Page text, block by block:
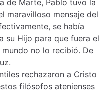
de Marte, Pablo tuvo la
maravilloso mensaje del
se había
su Hijo para que fuera el
no lo recibió. De
rechazaron a Cristo
filósofos atenienses